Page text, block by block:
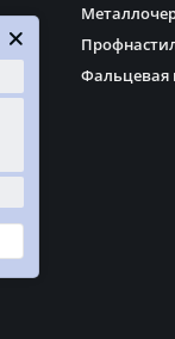
Фальцевая